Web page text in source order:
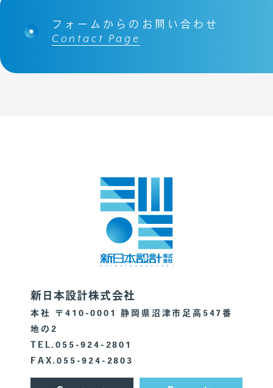
お問い合わせ
個人情報保護方針
フォームからのお問い合わせ
Contact Page
新日本設計株式会社
本社 〒410-0001 静岡県沼津市足高547番
地の2
TEL.055-924-2801
FAX.055-924-2803